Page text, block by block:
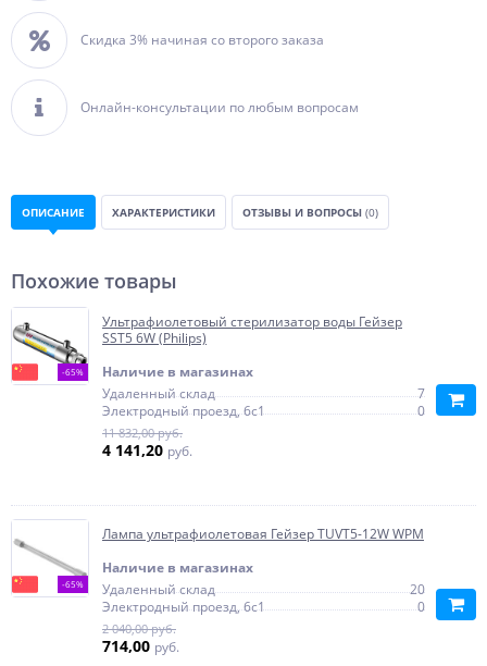
Скидка 3% начиная со второго заказа
Онлайн-консультации по любым вопросам
ОПИСАНИЕ ХАРАКТЕРИСТИКИ ОТЗЫВЫ И ВОПРОСЫ (0)
Похожие товары
-65%
Ультрафиолетовый стерилизатор воды Гейзер
SST5 6W (Philips)
Наличие в магазинах
Удаленный склад
7
Электродный проезд, 6с1
0
11 832,00 руб.
4 141,20 руб.
-65%
Лампа ультрафиолетовая Гейзер TUVT5-12W WPM
Наличие в магазинах
Удаленный склад
20
Электродный проезд, 6с1
0
2 040,00 руб.
714,00 руб.